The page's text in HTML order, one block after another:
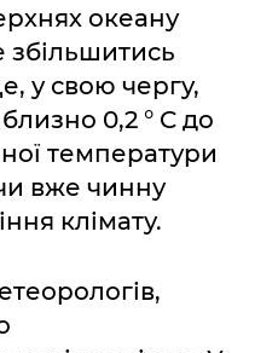
океану
у свою чергу,
0,2 ° C до
температури
вже чинну
клімату.